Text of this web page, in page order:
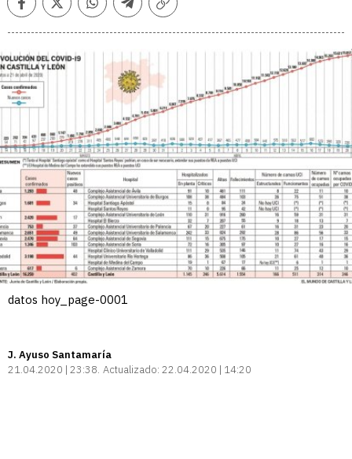
FacebookTwitterWhatsappTelegramCopiar
datos hoy_page-0001
J. Ayuso Santamaría
21.04.2020 | 23:38 Actualizado: 22.04.2020 | 14:20